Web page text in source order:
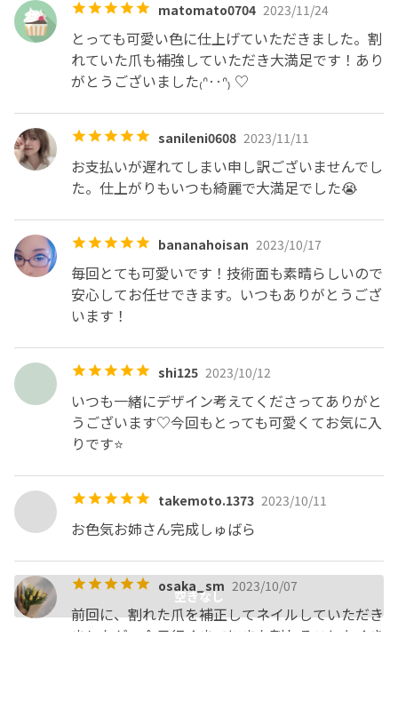
matomato0704 2023/11/24
とっても可愛い色に仕上げていただきました。割
れていた爪も補強していただき大満足です！あり
がとうございました₍ᐢ‥ᐢ₎ ♡
sanileni0608 2023/11/11
お支払いが遅れてしまい申し訳ございませんでし
た。仕上がりもいつも綺麗で大満足でした😭
bananahoisan 2023/10/17
毎回とても可愛いです！技術面も素晴らしいので
安心してお任せできます。いつもありがとうござ
います！
shi125 2023/10/12
いつも一緒にデザイン考えてくださってありがと
うございます♡今回もとっても可愛くてお気に入
りです⭐️
takemoto.1373 2023/10/11
お色気お姉さん完成しゅばら
osaka_sm 2023/10/07
前回に、割れた爪を補正してネイルしていただき
ましたが、今日行くまでにまた割れることなくき
空きなし